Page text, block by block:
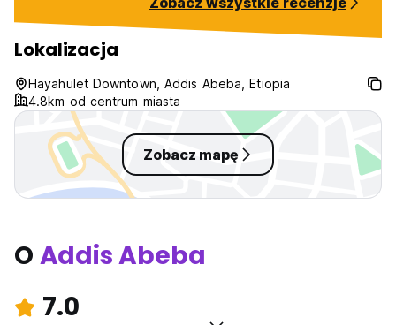
engaging guests and providing
them with information or support
when they arrive, particularly by
staff working on reception.
hold of the staff
day. There is a
reply quickly
might be a few
get a response.
Lokalizacja
Hayahulet Downtown, Addis Abeba, Etiopia
4.8km od centrum miasta
Zobacz mapę
O Addis Abeba
7.0